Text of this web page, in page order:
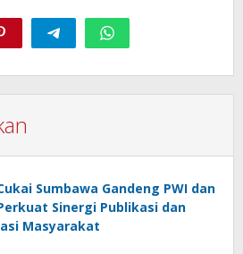
Sumbawa Gandeng PWI dan
Sinergi Publikasi dan
Masyarakat